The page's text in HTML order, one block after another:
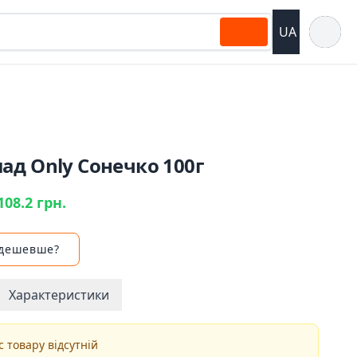
UA
Only Сонечко 100г
грн.
Характеристики
відсутній